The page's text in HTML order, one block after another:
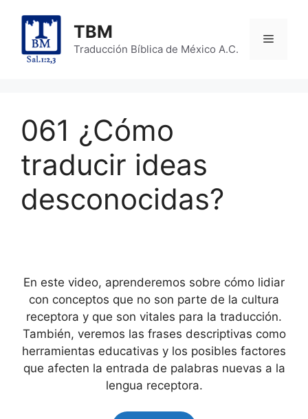
content
TBM
Traducción Bíblica de México A.C.
Menu
061 ¿Cómo
traducir ideas
desconocidas?
En este video, aprenderemos sobre cómo lidiar
con conceptos que no son parte de la cultura
receptora y que son vitales para la traducción.
También, veremos las frases descriptivas como
herramientas educativas y los posibles factores
que afecten la entrada de palabras nuevas a la
lengua receptora.